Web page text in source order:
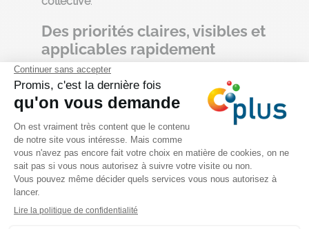
Des priorités claires, visibles et
applicables rapidement
L’un des bénéfices concrets de cette
animation est lapriorisation des actions
l’issue de l’atelier, les participants identifient
quelques «petits pas» prioritaires pour
amorcer le mouvement. Cela évite la
paralysie souvent induite par l’excès de
raisonnable(quick wins).